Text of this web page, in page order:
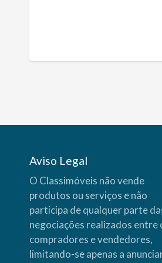
Aviso Legal
O Classimóveis não vende
produtos ou serviços e não
participa de qualquer parte
negociações realizados entre
compradores e vendedores,
limitando-se apenas a